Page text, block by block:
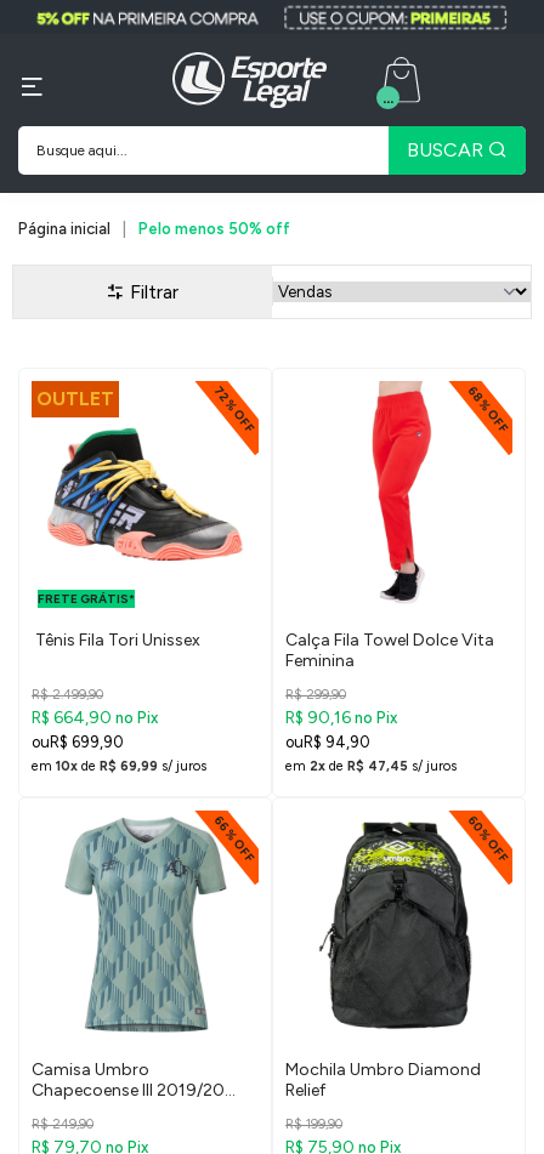
BUSCAR
...
Página inicial Pelo menos 50% off
Filtrar
OUTLET 72% OFF
FRETE GRÁTIS*
FRETE GRÁTIS
Tênis Fila Tori Unissex
R$ 2.499,90
R$ 664,90 no Pix
R$ 699,90
em 10x de R$ 69,99 s/ juros
68% OFF
Calça Fila Towel Dolce Vita
Feminina
R$ 299,90
R$ 90,16 no Pix
R$ 94,90
em 2x de R$ 47,45 s/ juros
66% OFF
Camisa Umbro
Chapecoense III 2019/20
R$ 249,90
R$ 79,70 no Pix
60% OFF
Mochila Umbro Diamond
Relief
R$ 199,90
R$ 75,90 no Pix